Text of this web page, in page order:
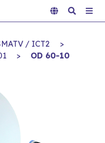
/ ICT2
>
> OD 60-10